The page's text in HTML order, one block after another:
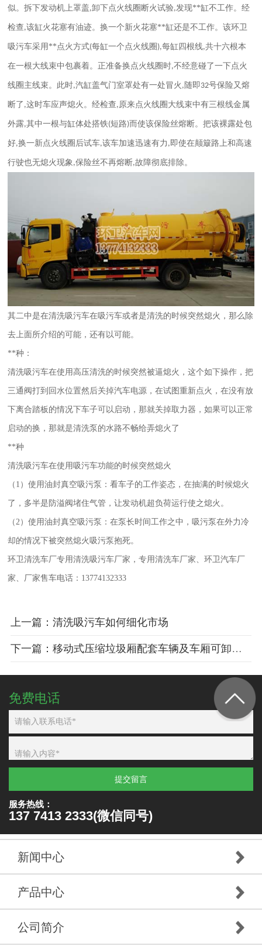
似。拆下发动机上罩盖,卸下点火线圈断火试验,发现**缸不工作。经
检查,该缸火花塞有油迹。换一个新火花塞**缸还是不工作。该环卫
吸污车采用**点火方式(每缸一个点火线圈),每缸四根线,共十六根本
在一根大线束中包裹着。正准备换点火线圈时,不经意碰了一下点火
线圈主线束。此时,汽缸盖气门室罩处有一处冒火 , 随即32号保险又熔
断了 ,这时车应声熄火。经检查, 原来点火线圈大线束中有三根线金属
外露,其中一根与缸体处搭铁(短路)而使该保险丝熔断。把该裸露处包
好,换一新点火线圈后试车,该车加速迅速有力 , 即使在颠簸路上和高速
行驶也无熄火现象 ,保险丝不再熔断,故障彻底排除。
其二中是在清洗吸污车在吸污车或者是清洗的时候突然熄火，那么除
去上面所介绍的可能，还有以可能。
**种：
清洗吸污车在使用高压清洗的时候突然被逼熄火，这个如下操作，把
三通阀打到回水位置然后关掉汽车电源，在试图重新点火，在没有放
下离合踏板的情况下车子可以启动，那就关掉取力器，如果可以正常
启动的换，那就是清洗泵的水路不畅给弄熄火了
**种
清洗吸污车在使用吸污车功能的时候突然熄火
（1）使用油封真空吸污泵：看车子的工作姿态，在抽满的时候熄火
了，多半是防溢阀堵住气管，让发动机超负荷运行使之熄火。
（2）使用油封真空吸污泵：在泵长时间工作之中，吸污泵在外力冷
却的情况下被突然熄火吸污泵抱死。
环卫清洗车厂专用清洗吸污车厂家，专用清洗车厂家、环卫汽车厂
家、厂家售车电话： 13774132333
上一篇：清洗吸污车如何细化市场
下一篇：移动式压缩垃圾厢配套车辆及车厢可卸式垃圾车
免费电话
提交留言
服务热线：
137 7413 2333(微信同号)
新闻中心
产品中心
公司简介